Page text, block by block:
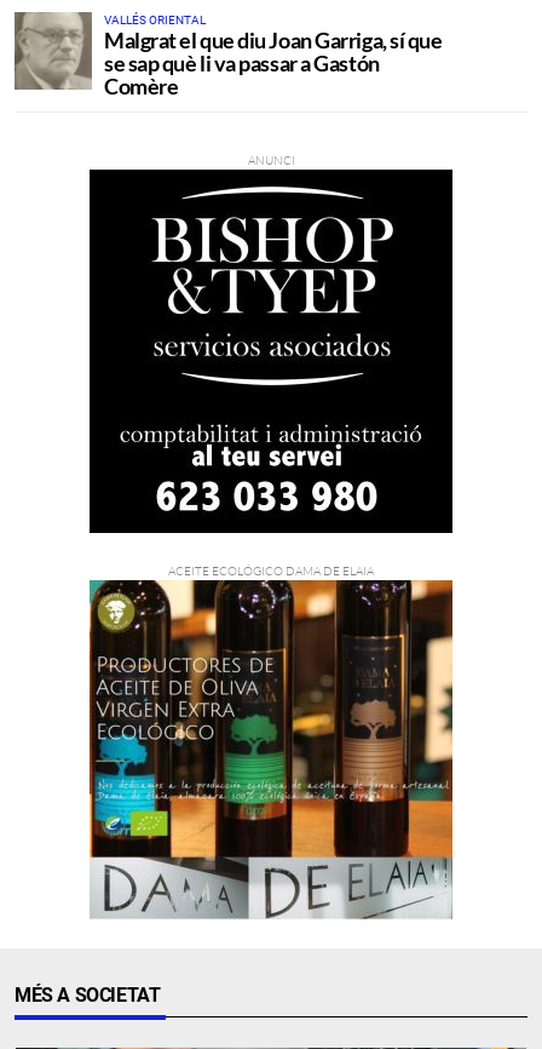
VALLÉS ORIENTAL
Malgrat el que diu Joan Garriga, sí que
se sap què li va passar a Gastón
Comère
MÉS A SOCIETAT